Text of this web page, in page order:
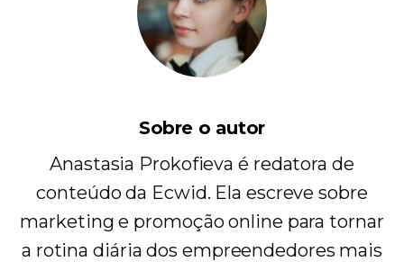
Sobre o autor
Anastasia Prokofieva é redatora de
conteúdo da Ecwid. Ela escreve sobre
marketing e promoção online para tornar
a rotina diária dos empreendedores mais